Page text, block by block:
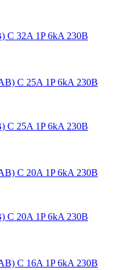
C 32A 1P 6kA 230В
C 25A 1P 6kA 230В
C 20A 1P 6kA 230В